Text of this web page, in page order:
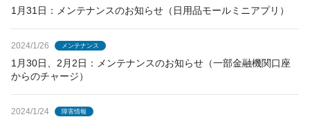
1月31日：メンテナンスのお知らせ（日用品モールミニアプリ）
2024/1/26 メンテナンス
1月30日、2月2日：メンテナンスのお知らせ（一部金融機関口座
からのチャージ）
2024/1/24 障害情報